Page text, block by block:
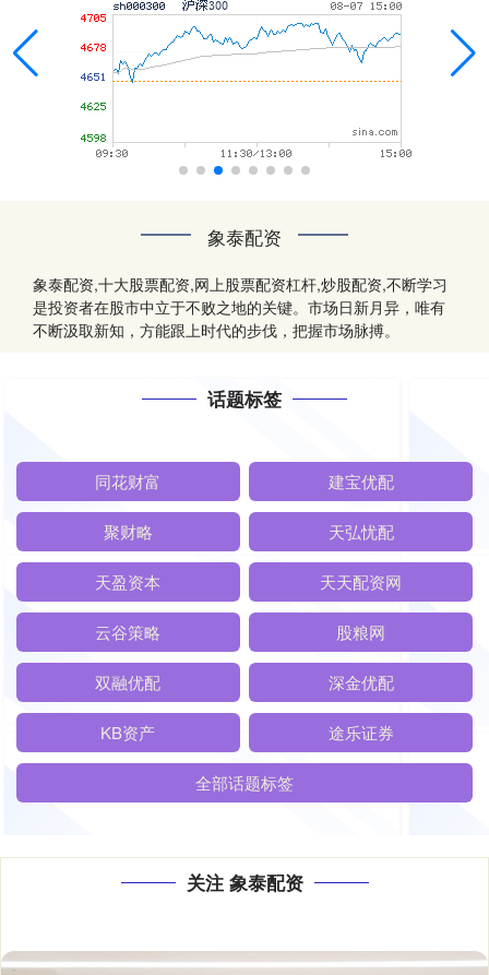
象泰配资
象泰配资,十大股票配资,网上股票配资杠杆,炒股配资,不断学习
是投资者在股市中立于不败之地的关键。市场日新月异，唯有
不断汲取新知，方能跟上时代的步伐，把握市场脉搏。
话题标签
同花财富 建宝优配
聚财略 天弘忧配
天盈资本 天天配资网
云谷策略 股粮网
双融优配 深金优配
KB资产 途乐证券
全部话题标签
关注 象泰配资